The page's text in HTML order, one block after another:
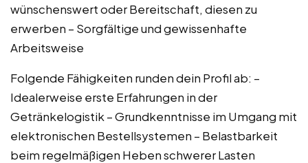
wünschenswert oder Bereitschaft, diesen zu
erwerben – Sorgfältige und gewissenhafte
Arbeitsweise
Folgende Fähigkeiten runden dein Profil ab: –
Idealerweise erste Erfahrungen in der
Getränkelogistik – Grundkenntnisse im Umgang mit
elektronischen Bestellsystemen – Belastbarkeit
beim regelmäßigen Heben schwerer Lasten